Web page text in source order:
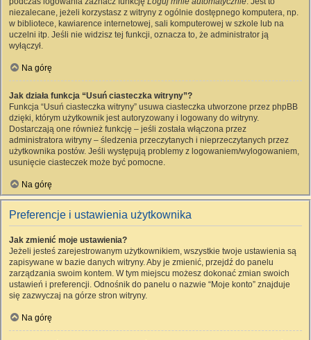
niezalecane, jeżeli korzystasz z witryny z ogólnie dostępnego komputera, np.
w bibliotece, kawiarence internetowej, sali komputerowej w szkole lub na
uczelni itp. Jeśli nie widzisz tej funkcji, oznacza to, że administrator ją
wyłączył.
Na górę
Jak działa funkcja “Usuń ciasteczka witryny”?
Funkcja “Usuń ciasteczka witryny” usuwa ciasteczka utworzone przez phpBB
dzięki, którym użytkownik jest autoryzowany i logowany do witryny.
Dostarczają one również funkcję – jeśli została włączona przez
administratora witryny – śledzenia przeczytanych i nieprzeczytanych przez
użytkownika postów. Jeśli występują problemy z logowaniem/wylogowaniem,
usunięcie ciasteczek może być pomocne.
Na górę
Preferencje i ustawienia użytkownika
Jak zmienić moje ustawienia?
Jeżeli jesteś zarejestrowanym użytkownikiem, wszystkie twoje ustawienia są
zapisywane w bazie danych witryny. Aby je zmienić, przejdź do panelu
zarządzania swoim kontem. W tym miejscu możesz dokonać zmian swoich
ustawień i preferencji. Odnośnik do panelu o nazwie “Moje konto” znajduje
się zazwyczaj na górze stron witryny.
Na górę